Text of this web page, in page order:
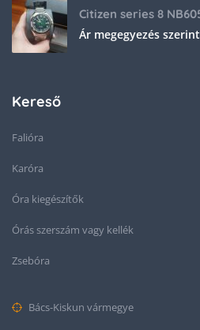
Ár megegyezés szerint
Kereső
Falióra
Karóra
Óra kiegészítők
Órás szerszám vagy kellék
Zsebóra
Bács-Kiskun vármegye